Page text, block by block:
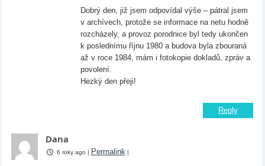
Dobrý den, již jsem odpovídal výše – pátral jsem
v archívech, protože se informace na netu hodně
rozcházely, a provoz porodnice byl tedy ukončen
k poslednímu říjnu 1980 a budova byla zbouraná
až v roce 1984, mám i fotokopie dokladů, zpráv a
povolení.
Hezký den přeji!
Reply
Dana
6 roky ago | Permalink |